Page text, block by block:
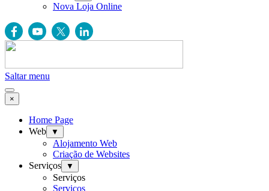
Nova Loja Online
Saltar menu
×
Home Page
Web
▼
Alojamento Web
Criação de Websites
Serviços
▼
Serviços
Serviços